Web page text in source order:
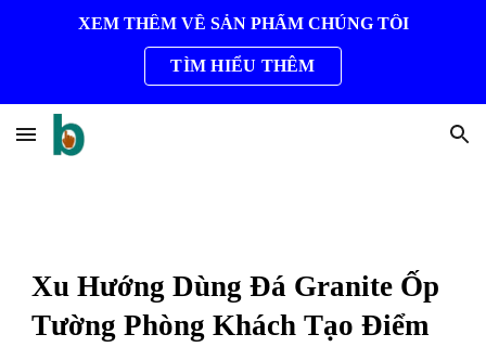
XEM THÊM VỀ SẢN PHẨM CHÚNG TÔI
TÌM HIỂU THÊM
Xu Hướng Dùng Đá Granite Ốp
Tường Phòng Khách Tạo Điểm